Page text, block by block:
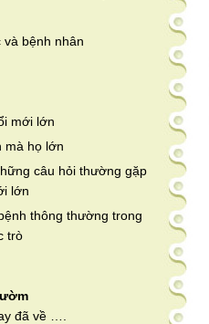
và bệnh nhân
mới lớn
mà họ lớn
câu hỏi thường gặp
lớn
thông thường trong
trò
đã về ….